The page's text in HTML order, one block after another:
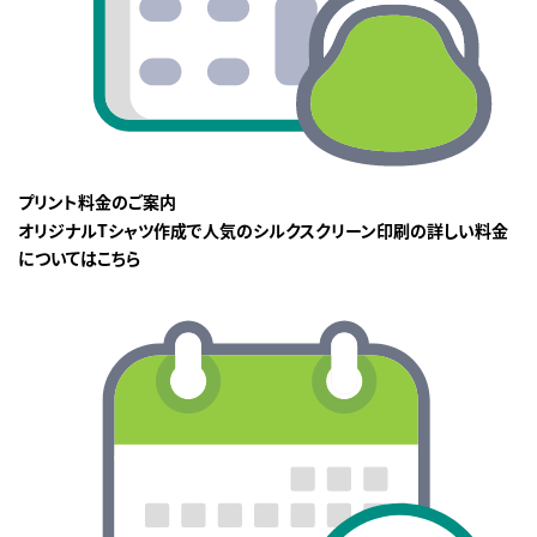
プリント料金のご案内
オリジナルTシャツ作成で人気のシルクスクリーン印刷の詳しい料金
についてはこちら